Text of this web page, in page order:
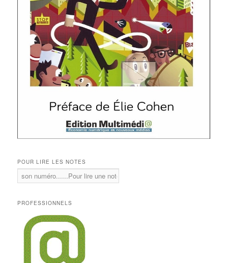
POUR LIRE LES NOTES
PROFESSIONNELS